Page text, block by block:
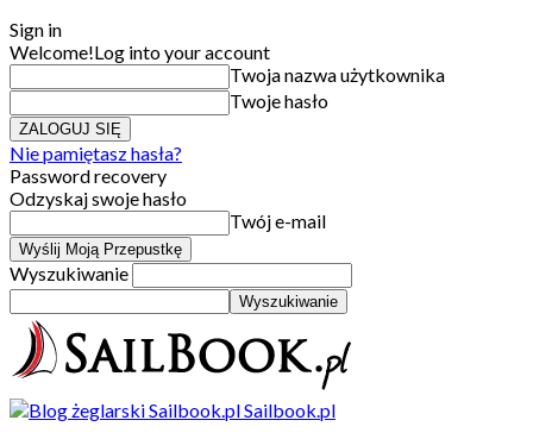
Sign in
Welcome!Log into your account
Twoja nazwa użytkownika
Twoje hasło
Nie pamiętasz hasła?
Password recovery
Odzyskaj swoje hasło
Twój e-mail
Wyszukiwanie
Sailbook.pl